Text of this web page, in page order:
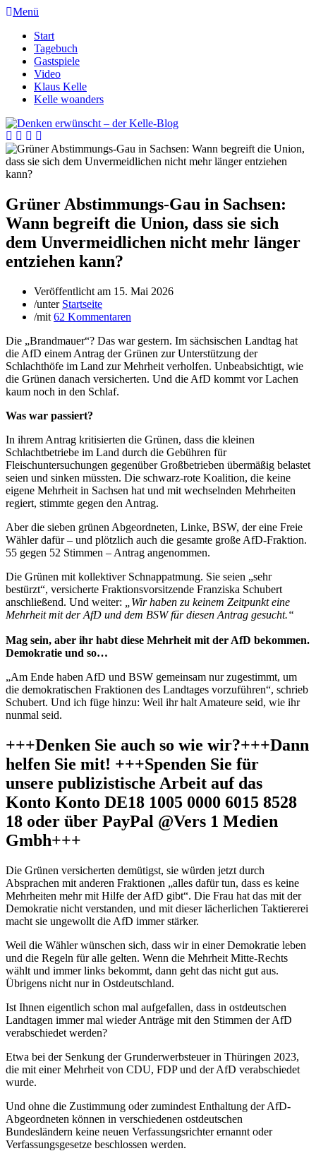
Menü
Start
Tagebuch
Gastspiele
Video
Klaus Kelle
Kelle woanders
Grüner Abstimmungs-Gau in Sachsen:
Wann begreift die Union, dass sie sich
dem Unvermeidlichen nicht mehr länger
entziehen kann?
Veröffentlicht am 15. Mai 2026
/unter Startseite
/mit 62 Kommentaren
Die „Brandmauer“? Das war gestern. Im sächsischen Landtag hat
die AfD einem Antrag der Grünen zur Unterstützung der
Schlachthöfe im Land zur Mehrheit verholfen. Unbeabsichtigt, wie
die Grünen danach versicherten. Und die AfD kommt vor Lachen
kaum noch in den Schlaf.
Was war passiert?
In ihrem Antrag kritisierten die Grünen, dass die kleinen
Schlachtbetriebe im Land durch die Gebühren für
Fleischuntersuchungen gegenüber Großbetrieben übermäßig belastet
seien und sinken müssten. Die schwarz-rote Koalition, die keine
eigene Mehrheit in Sachsen hat und mit wechselnden Mehrheiten
regiert, stimmte gegen den Antrag.
Aber die sieben grünen Abgeordneten, Linke, BSW, der eine Freie
Wähler dafür – und plötzlich auch die gesamte große AfD-Fraktion.
55 gegen 52 Stimmen – Antrag angenommen.
Die Grünen mit kollektiver Schnappatmung. Sie seien „sehr
bestürzt“, versicherte Fraktionsvorsitzende Franziska Schubert
anschließend. Und weiter:
„Wir haben zu keinem Zeitpunkt eine
Mehrheit mit der AfD und dem BSW für diesen Antrag gesucht.“
Mag sein, aber ihr habt diese Mehrheit mit der AfD bekommen.
Demokratie und so…
„Am Ende haben AfD und BSW gemeinsam nur zugestimmt, um
die demokratischen Fraktionen des Landtages vorzuführen“, schrieb
Schubert. Und ich füge hinzu: Weil ihr halt Amateure seid, wie ihr
nunmal seid.
+++Denken Sie auch so wie wir?+++Dann
helfen Sie mit! +++Spenden Sie für
unsere publizistische Arbeit auf das
Konto Konto DE18 1005 0000 6015 8528
18 oder über PayPal @Vers 1 Medien
Gmbh+++
Die Grünen versicherten demütigst, sie würden jetzt durch
Absprachen mit anderen Fraktionen „alles dafür tun, dass es keine
Mehrheiten mehr mit Hilfe der AfD gibt“. Die Frau hat das mit der
Demokratie nicht verstanden, und mit dieser lächerlichen Taktiererei
macht sie ungewollt die AfD immer stärker.
Weil die Wähler wünschen sich, dass wir in einer Demokratie leben
und die Regeln für alle gelten. Wenn die Mehrheit Mitte-Rechts
wählt und immer links bekommt, dann geht das nicht gut aus.
Übrigens nicht nur in Ostdeutschland.
Ist Ihnen eigentlich schon mal aufgefallen, dass in ostdeutschen
Landtagen immer mal wieder Anträge mit den Stimmen der AfD
verabschiedet werden?
Etwa bei der Senkung der Grunderwerbsteuer in Thüringen 2023,
die mit einer Mehrheit von CDU, FDP und der AfD verabschiedet
wurde.
Und ohne die Zustimmung oder zumindest Enthaltung der AfD-
Abgeordneten können in verschiedenen ostdeutschen
Bundesländern keine neuen Verfassungsrichter ernannt oder
Verfassungsgesetze beschlossen werden.